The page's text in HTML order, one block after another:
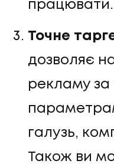
працювати.
Точне
дозволяє
рекламу за
галузь,
Також ви